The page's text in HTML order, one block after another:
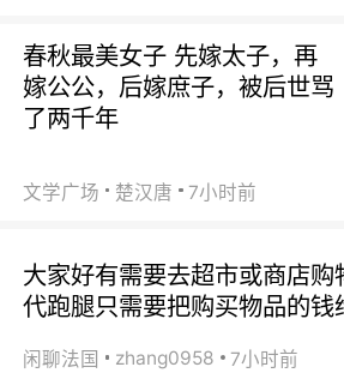
春秋最美女子 先嫁太子，再
嫁公公，后嫁庶子，被后世骂
了两千年
文学广场 楚汉唐 7小时前
大家好有需要去超市或商店购
代跑腿只需要把购买物品的钱
闲聊法国 zhang0958 7小时前